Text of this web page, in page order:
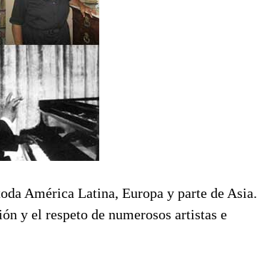
América Latina, Europa y parte de Asia.
y el respeto de numerosos artistas e